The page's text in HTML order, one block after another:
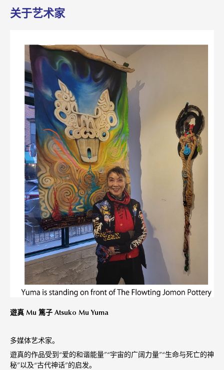
关于艺术家
遊真 Mu 篤子 Atsuko Mu Yuma
多媒体艺术家。
遊真的作品受到“爱的和谐能量”“宇宙的广阔力量”“生命与死亡的神
秘”以及“古代神话”的启发。